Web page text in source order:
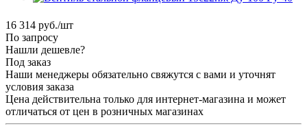
16 314 руб./шт
По запросу
Нашли дешевле?
Под заказ
Наши менеджеры обязательно свяжутся с вами и уточнят
условия заказа
Цена действительна только для интернет-магазина и может
отличаться от цен в розничных магазинах